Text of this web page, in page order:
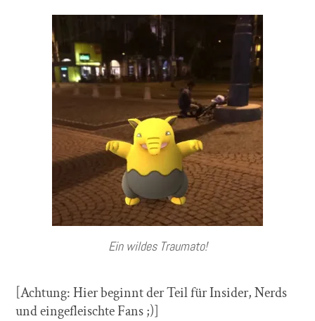
Ein wildes Traumato!
[Achtung: Hier beginnt der Teil für Insider, Nerds
und eingefleischte Fans ;)]